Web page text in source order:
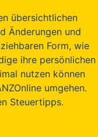
übersichtlichen
Änderungen und
Form, wie
ihre persönlichen
nutzen können
umgehen.
Steuertipps.